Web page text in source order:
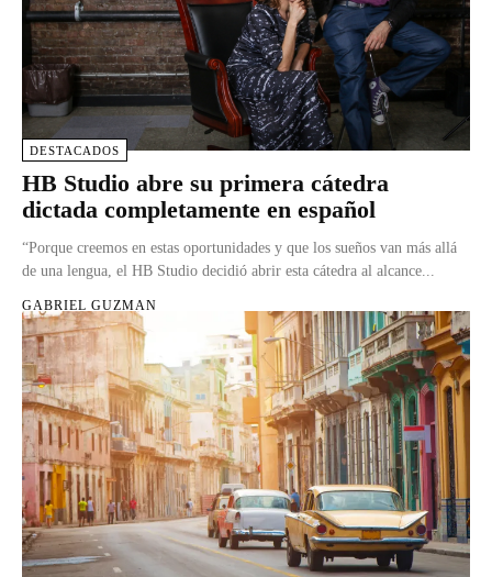
DESTACADOS
HB Studio abre su primera cátedra
dictada completamente en español
“Porque creemos en estas oportunidades y que los sueños van más allá
de una lengua, el HB Studio decidió abrir esta cátedra al alcance...
GABRIEL GUZMAN